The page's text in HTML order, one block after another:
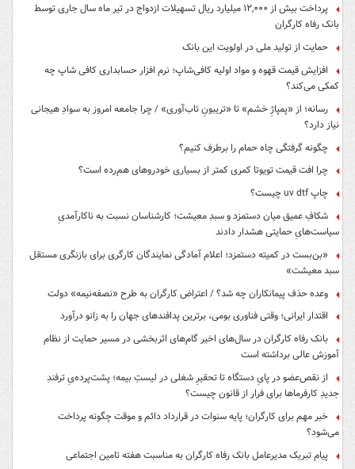
پرداخت بیش از ۱۲,۰۰۰ میلیارد ریال تسهیلات ازدواج در تیر ماه سال جاری توسط
بانک رفاه کارگران
حمایت از تولید ملی در اولویت این بانک
افزایش قیمت قهوه و مواد اولیه کافی‌شاپ؛ نرم افزار حسابداری کافی شاپ چه
کمکی می‌کند؟
رسانه؛ از «پمپاژِ خشم» تا «تریبونِ تاب‌آوری» / چرا جامعه امروز به سوادِ هیجانی
نیاز دارد؟
چگونه گرفتگی چاه حمام را برطرف کنیم؟
چرا افت قیمت تویوتا کمری کمتر از بسیاری خودروهای هم‌رده است؟
چاپ uv dtf چیست؟
شکافِ عمیق میان دستمزد و سبدِ معیشت؛ کارشناسان نسبت به ناکارآمدیِ
سیاست‌هایِ حمایتی هشدار دادند
«بن‌بست در کمیته دستمزد؛ اعلام آمادگی نمایندگان کارگری برای بازنگری مستقل
سبد معیشت»
وعده حذف پیمانکاران چه شد؟ / اعتراض کارگران به طرح «نصفه‌نیمه» دولت
اقتدار ایرانی؛ وقتی فناوری بومی، برترین پدافندهای جهان را به زانو درآورد
بانک رفاه کارگران در سال‌های اخیر گام‌های اثربخشی در مسیر حمایت از نظام
آموزش عالی برداشته است
از نقص‌عضو در پایِ دستگاه تا تحقیرِ شغلی در لیستِ بیمه؛ پشت‌پرده‌یِ ترفندِ
جدیدِ کارفرماها برای فرار از قانون چیست؟
خبر مهم برای کارگران؛ پایه سنوات در قرارداد دائم و موقت چگونه پرداخت
می‌شود؟
پیام تبریک مدیرعامل بانک رفاه کارگران به مناسبت هفته تامین اجتماعی